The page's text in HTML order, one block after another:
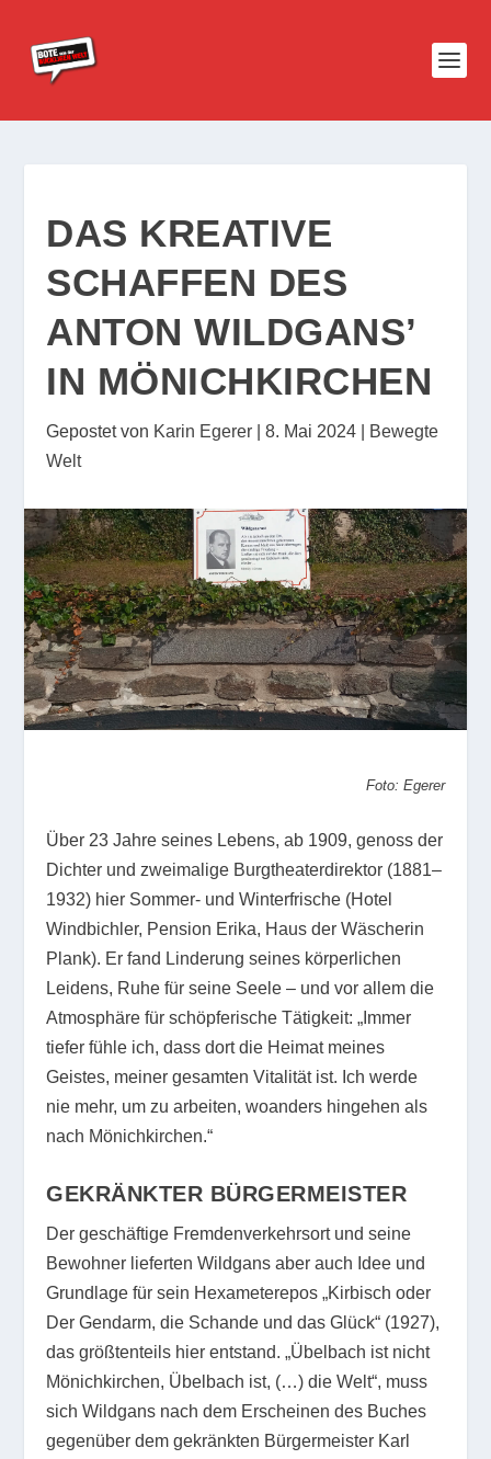
DAS KREATIVE
SCHAFFEN DES
ANTON WILDGANS’
IN MÖNICHKIRCHEN
Gepostet von Karin Egerer |8. Mai 2024
Bewegte
Welt
Foto: Egerer
Über 23 Jahre seines Lebens, ab 1909, genoss der
Dichter und zweimalige Burgtheaterdirektor (1881–
1932) hier Sommer- und Winterfrische (Hotel
Windbichler, Pension Erika, Haus der Wäscherin
Plank). Er fand Linderung seines körperlichen
Leidens, Ruhe für seine Seele – und vor allem die
Atmosphäre für schöpferische Tätigkeit: „Immer
tiefer fühle ich, dass dort die Heimat meines
Geistes, meiner gesamten Vitalität ist. Ich werde
nie mehr, um zu arbeiten, woanders hingehen als
nach Mönichkirchen.“
GEKRÄNKTER BÜRGERMEISTER
Der geschäftige Fremdenverkehrsort und seine
Bewohner lieferten Wildgans aber auch Idee und
Grundlage für sein Hexameterepos „Kirbisch oder
Der Gendarm, die Schande und das Glück“ (1927),
das größtenteils hier entstand. „Übelbach ist nicht
Mönichkirchen, Übelbach ist, (…) die Welt“, muss
sich Wildgans nach dem Erscheinen des Buches
gegenüber dem gekränkten Bürgermeister Karl